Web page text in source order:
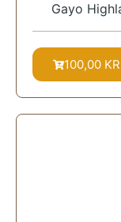
Gayo
100,00